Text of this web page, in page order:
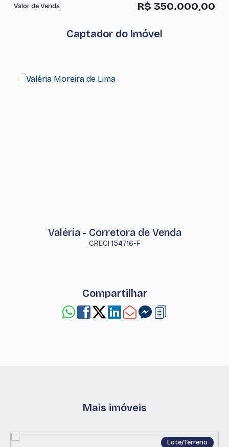
R$ 350.000,00
Valor de Venda
Captador do Imóvel
Valéria - Corretora de Venda
CRECI 154716-F
Compartilhar
Mais imóveis
Lote/Terreno